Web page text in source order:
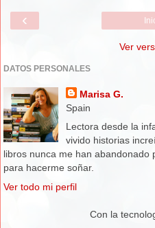
‹
Ver
DATOS PERSONALES
Marisa G.
Spain
Lectora desde la
vivido historias
libros nunca me han abandonado
para hacerme soñar.
Ver todo mi perfil
Con la